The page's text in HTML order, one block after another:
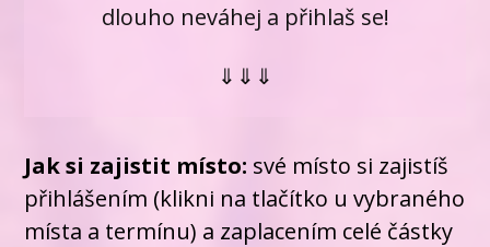
dlouho neváhej a přihlaš se!
⇓⇓⇓
Jak si zajistit místo: své místo si zajistíš
přihlášením (klikni na tlačítko u vybraného
místa a termínu) a zaplacením celé částky